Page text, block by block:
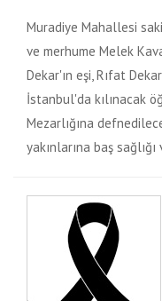
Muradiye Mahallesi
ve merhume Melek
Dekar'ın eşi, Rıfat
İstanbul'da kılınacak
Mezarlığına
yakınlarına baş